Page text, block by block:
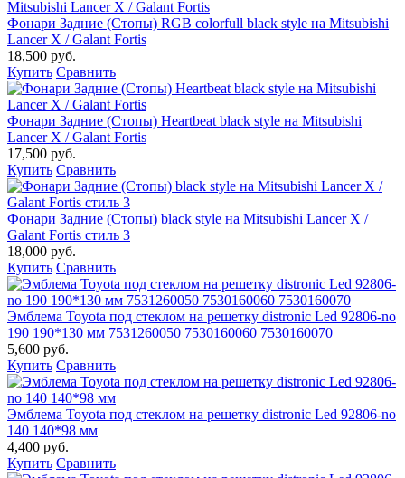
Фонари Задние (Стопы) RGB colorfull black style на Mitsubishi
Lancer X / Galant Fortis
18,500 руб.
Купить Сравнить
Фонари Задние (Стопы) Heartbeat black style на Mitsubishi
Lancer X / Galant Fortis
17,500 руб.
Купить Сравнить
Фонари Задние (Стопы) black style на Mitsubishi Lancer X /
Galant Fortis стиль 3
18,000 руб.
Купить Сравнить
Эмблема Toyota под стеклом на решетку distronic Led 92806-no
190 190*130 мм 7531260050 7530160060 7530160070
5,600 руб.
Купить Сравнить
Эмблема Toyota под стеклом на решетку distronic Led 92806-no
140 140*98 мм
4,400 руб.
Купить Сравнить